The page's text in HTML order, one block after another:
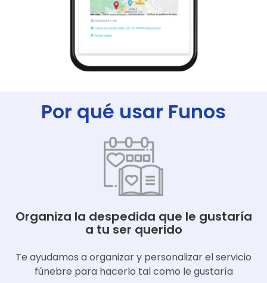
Por qué usar Funos
Organiza la despedida que le gustaría
a tu ser querido
Te ayudamos a organizar y personalizar el servicio
fúnebre para hacerlo tal como le gustaría